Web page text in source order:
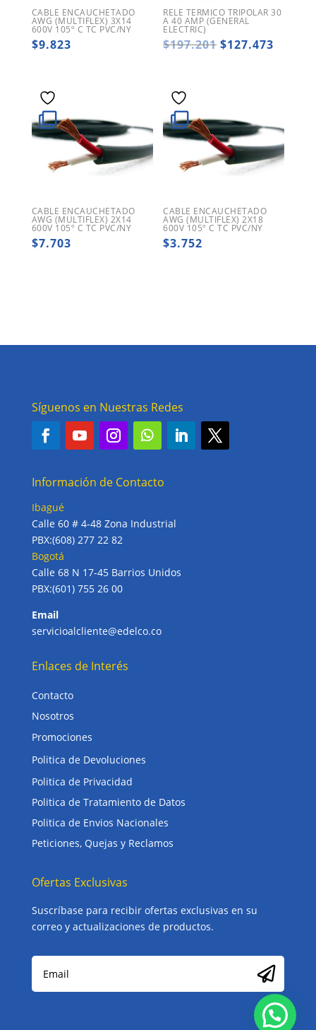
CABLE ENCAUCHETADO
AWG (MULTIFLEX) 3X14
600V 105º C TC PVC/NY
$9.823
RELE TERMICO TRIPOLAR 30
A 40 AMP (GENERAL
ELECTRIC)
$197.201 El
$127.473
CABLE ENCAUCHETADO
AWG (MULTIFLEX) 2X14
600V 105º C TC PVC/NY
$7.703
CABLE ENCAUCHETADO
AWG (MULTIFLEX) 2X18
600V 105º C TC PVC/NY
$3.752
Síguenos en Nuestras Redes
Información de Contacto
Ibagué
Calle 60 # 4-48 Zona Industrial
PBX:(608) 277 22 82
Bogotá
Calle 68 N 17-45 Barrios Unidos
PBX:(601) 755 26 00
Email
servicioalcliente@edelco.co
Enlaces de Interés
Contacto
Nosotros
Promociones
Politica de Devoluciones
Politica de Privacidad
Politica de Tratamiento de Datos
Politica de Envios Nacionales
Peticiones, Quejas y Reclamos
Ofertas Exclusivas
Suscríbase para recibir ofertas exclusivas en su
correo y actualizaciones de productos.